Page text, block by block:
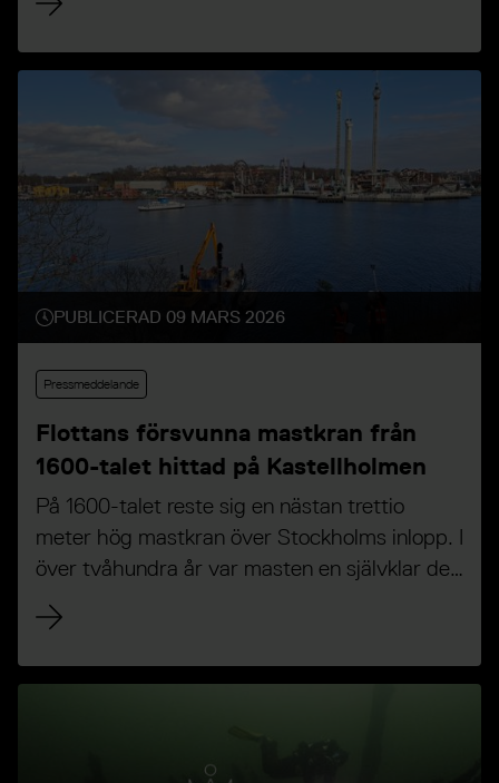
samhällsförankrad verksamhet.
PUBLICERAD 09 MARS 2026
Pressmeddelande
​​​​​​​Flottans försvunna mastkran från
1600-talet hittad på Kastellholmen
På 1600-talet reste sig en nästan trettio
meter hög mastkran över Stockholms inlopp. I
över tvåhundra år var masten en självklar del
av stadens siluett tills kranen revs på 1880-
talet. Nu har marinarkeologer från museet
Vrak lyckats lokalisera tydliga lämningar efter
den historiska mastkranen på Kastellholmen.